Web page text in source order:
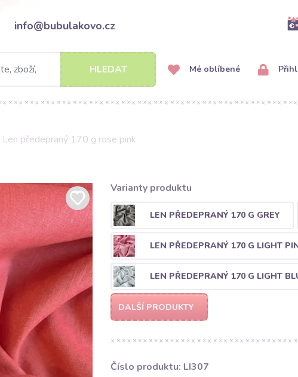
info@bubulakovo.cz
HLEDAT Mé oblíbené
Len předepraný 170 g rose pink
Varianty produktu
LEN PŘEDEPRANÝ 170 G GREY
LEN PŘEDEPRANÝ 170 G LIGHT
LEN PŘEDEPRANÝ 170 G LIGHT
DALŠÍ PRODUKTY
Číslo produktu: LI307